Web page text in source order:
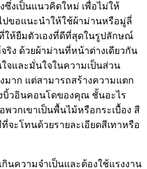
ซึ่งเป็นแนวคิดใหม่ เพื่อไม่ให้
ขอแนะนำให้ใช้ผ้าม่านหรือมู่ลี่
ให้ยืมตัวเองที่ดีที่สุดในรูปลักษณ์
ริง ด้วยผ้าม่านที่หน้าต่างเดียวกัน
จและมั่นใจในความเป็นส่วน
าก แต่สามารถสร้างความแตก
บิ้วอินคอนโดของคุณ ชั้นอะไร
วกเขาเป็นพื้นไม้หรือกระเบื้อง สี
จะโทนด้วยรายละเอียดสีเทาหรือ
นความจำเป็นและต้องใช้แรงงาน